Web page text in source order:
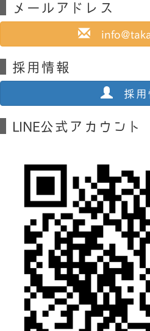
メールアドレス
採用情報
採用
LINE公式アカウント